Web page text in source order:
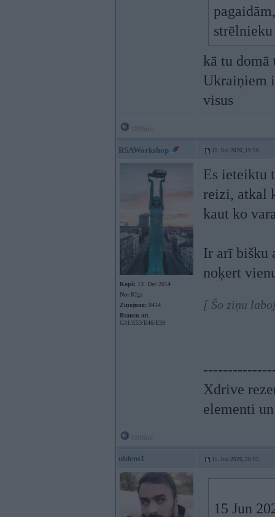
kā tu
Ukraiņiem
visus
RSAWorkshop 15. Jun 2026, 19:56
Kopš: 13. Dec 2014
No: Rīga
Ziņojumi: 8414
Braucu ar:
G31/E53/E46/E39
Es ieteiktu
reizi, atkal
kaut ko
Ir arī bišku
noķert
[ Šo ziņu
Xdrive
elementi
uldens1 15. Jun 2026, 20:05
15 Jun